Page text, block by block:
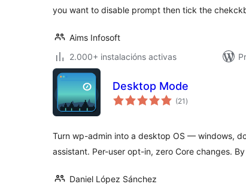
you want to disable prompt then tick the
Aims Infosoft
2.000+ instalacións activas
Desktop Mode
(21 valoracións
totais
)
Turn wp-admin into a desktop OS — windows,
assistant. Per-user opt-in, zero Core changes.
Daniel López Sánchez